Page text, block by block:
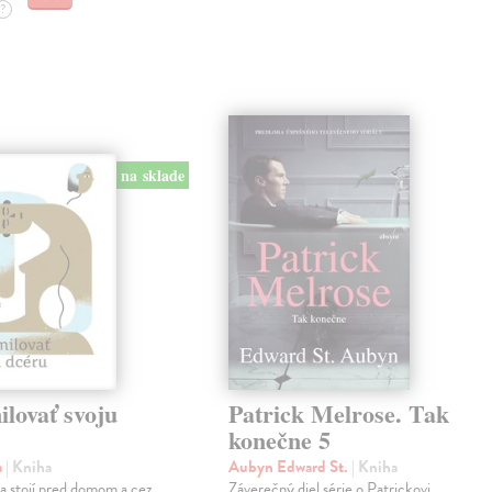
?
na sklade
svoju
| Kniha
Patrick Melrose. Tak
konečne 5
Aubyn Edward St. | Kniha